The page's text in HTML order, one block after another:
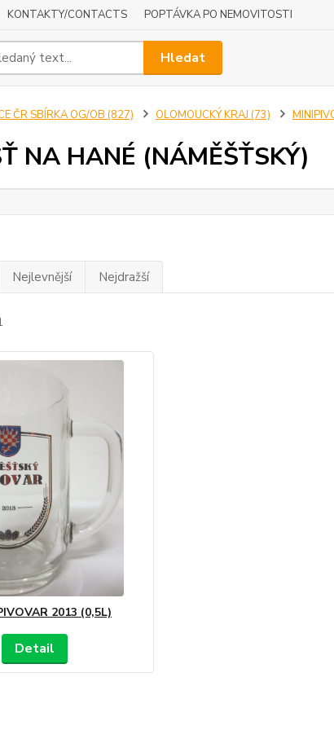
KONTAKTY/CONTACTS POPTÁVKA PO NEMOVITOSTI
Hledat
ČR SBÍRKA OG/OB (827) OLOMOUCKÝ KRAJ (73)
NA HANÉ (NÁMĚŠŤSKÝ)
Nejlevnější Nejdražší
2013 (0,5L)
Detail